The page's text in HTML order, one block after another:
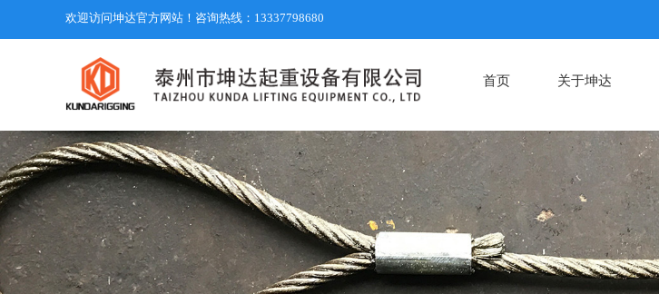
欢迎访问坤达官方网站！咨询热线：13337798680
首页 关于坤达